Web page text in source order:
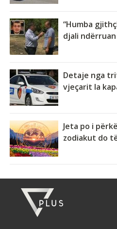
“Humba
djali
Detaje nga
vjeçarit la
Jeta po i
zodiakut do